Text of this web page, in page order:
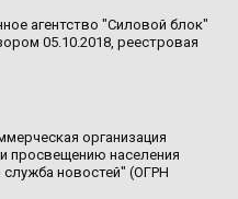
агентство "Силовой блок"
05.10.2018, реестровая
организация
просвещению населения
новостей" (ОГРН